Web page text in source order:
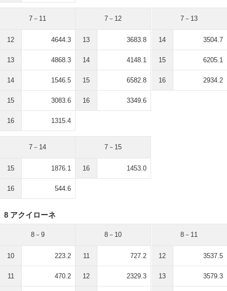
7－11
12 4644.3
13 4868.3
14 1546.5
15 3083.6
16 1315.4
7－12
13 3683.8
14 4148.1
15 6582.8
16 3349.6
7－13
14 3504.7
15 6205.1
16 2934.2
7－14
15 1876.1
16 544.6
7－15
16 1453.0
8 アクイローネ
8－9
10 223.2
11 470.2
8－10
11 727.2
12 2329.3
8－11
12 3537.5
13 3579.3